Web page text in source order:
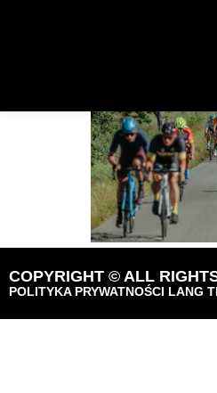
COPYRIGHT © ALL
POLITYKA PRYWATNOŚCI LANG